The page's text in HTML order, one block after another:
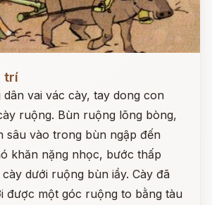
trí
vai vác cày, tay dong con
ruộng. Bùn ruộng lõng bòng,
sâu vào trong bùn ngập đến
khăn nặng nhọc, bước thấp
dưới ruộng bùn iầy. Cày đã
được một góc ruộng to bằng tàu